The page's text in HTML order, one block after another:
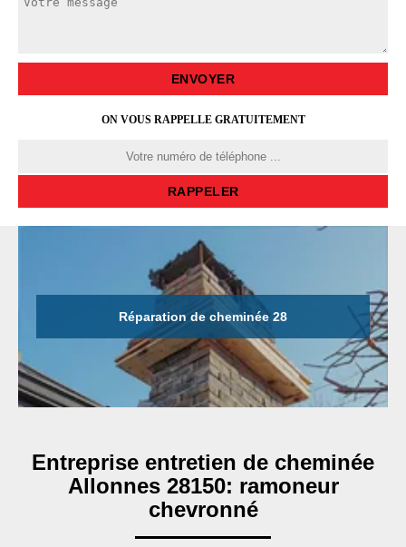
ON VOUS RAPPELLE GRATUITEMENT
Réparation de cheminée 28
Entreprise entretien de cheminée
Allonnes 28150: ramoneur
chevronné